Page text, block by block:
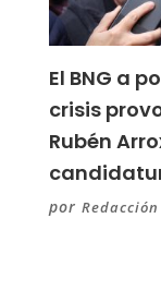
El BNG a
crisis
Rubén
por Redacción